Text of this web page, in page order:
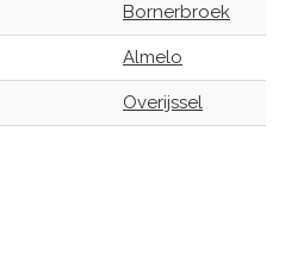
Bornerbroek
Almelo
Overijssel